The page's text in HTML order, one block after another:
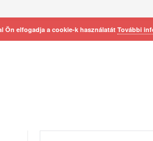
Ön elfogadja a cookie-k használatátTovábbi